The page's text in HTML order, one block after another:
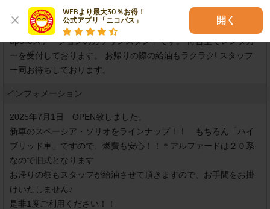
WEBより最大30％お得！
公式アプリ「ニコパス」
開く
店舗紹介
apolloステーションのガソリンスタンドです。 待合室でレンタカ
ーを受付しております。 お帰りの際の給油もラクラク! スタッフ
インフォメーション
2025年7月1日　OPEN致しました。
新車のスペーシア・ソリオをラインナップ！！　もちろん「ハイ
ブリッド車」ですので、燃費も安心！！＊アルファードは２０系
なので旧式となります
お帰りの祭もスタッフが給油させて頂きますので、お手間をお掛
けいたしません♪
是非1度ご利用ください！！